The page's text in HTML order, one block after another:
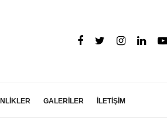
GALERİLER İLETİŞİM